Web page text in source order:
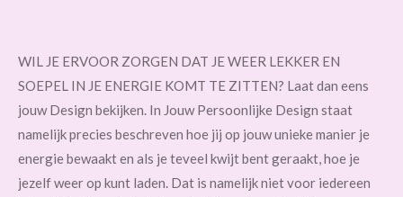
WIL JE ERVOOR ZORGEN DAT JE WEER LEKKER EN
SOEPEL IN JE ENERGIE KOMT TE ZITTEN? Laat dan eens
jouw Design bekijken. In Jouw Persoonlijke Design staat
namelijk precies beschreven hoe jij op jouw unieke manier je
energie bewaakt en als je teveel kwijt bent geraakt, hoe je
jezelf weer op kunt laden. Dat is namelijk niet voor iedereen